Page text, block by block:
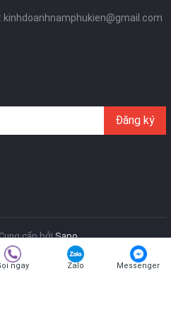
minh giúp truyền tải âm
mạch, cháy nỗ .
phim vừa sạc điện thoại
kinhdoanhnamphukien@gmail.com
Đăng ký
cấp bởiSapo
ngay Zalo Messenger